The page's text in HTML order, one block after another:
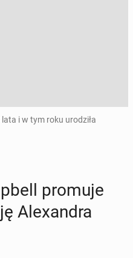
i w tym roku urodziła
promuje
Ale­xan­dra